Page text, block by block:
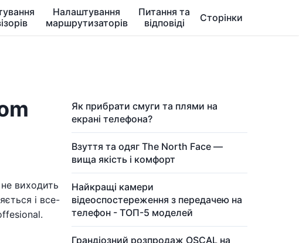
Налаштування
маршрутизаторів
Питання та
відповіді
Сторінки
виходить
і все-
Як прибрати смуги та плями на
екрані телефона?
Взуття та одяг The North Face —
вища якість і комфорт
Найкращі камери
відеоспостереження з передачею на
телефон - ТОП-5 моделей
Грандіозний розпродаж OSCAL на